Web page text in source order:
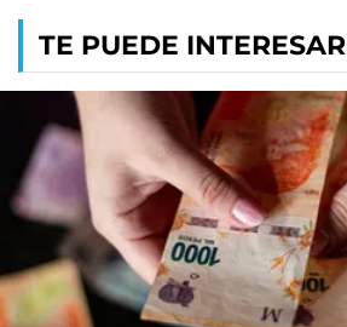
TE PUEDE INTERESAR